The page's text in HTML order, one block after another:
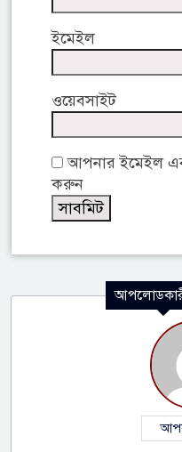
ইমেইল
ওয়েবসাইট
আপনার ইমেইল
করুন